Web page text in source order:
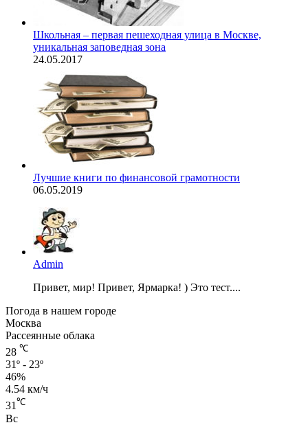
Школьная – первая пешеходная улица в Москве,
уникальная заповедная зона
24.05.2017
Лучшие книги по финансовой грамотности
06.05.2019
Admin
Привет, мир! Привет, Ярмарка! ) Это тест....
Погода в нашем городе
Москва
Рассеянные облака
28 ℃
31º - 23º
46%
4.54 км/ч
31℃
Вс